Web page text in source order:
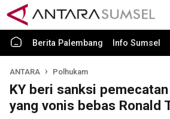
Berita Palembang Info Sumsel
ANTARA Polhukam
KY beri sanksi
yang vonis bebas Ronald